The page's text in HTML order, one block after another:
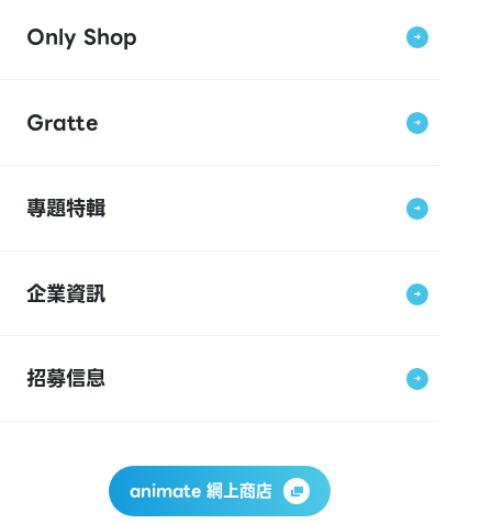
Only Shop
Gratte
專題特輯
企業資訊
招募信息
animate 網上商店